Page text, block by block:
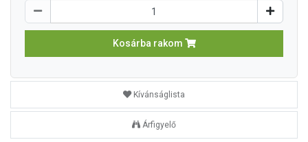
Kosárba rakom
Kívánságlista
Árfigyelő